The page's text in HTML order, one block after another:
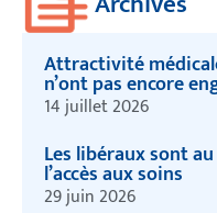
Attractivité
n’ont pas encore
14 juillet 2026
Les libéraux sont
l’accès aux soins
29 juin 2026